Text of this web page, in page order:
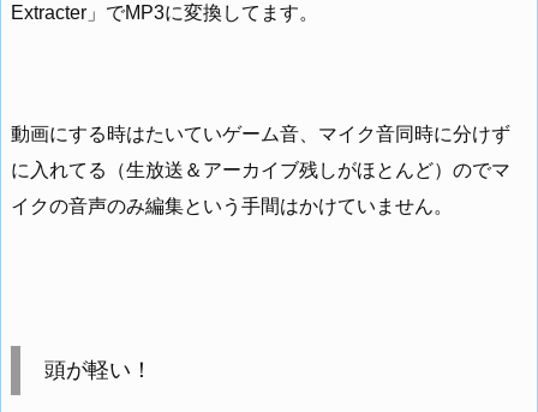
Extracter」でMP3に変換してます。
動画にする時はたいていゲーム音、マイク音同時に分けず
に入れてる（生放送＆アーカイブ残しがほとんど）のでマ
イクの音声のみ編集という手間はかけていません。
頭が軽い！